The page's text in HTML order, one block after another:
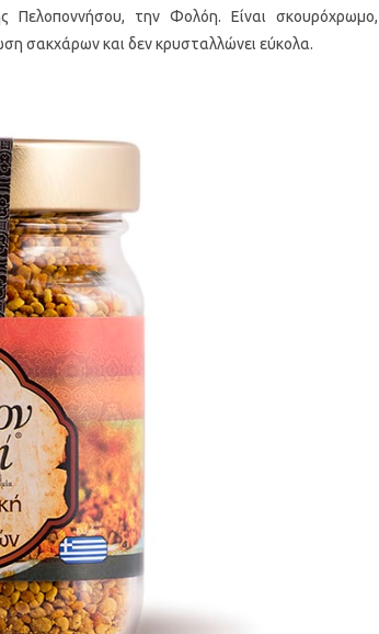
την Φολόη. Είναι σκουρόχρωμο,
σακχάρων και δεν κρυσταλλώνει εύκολα.